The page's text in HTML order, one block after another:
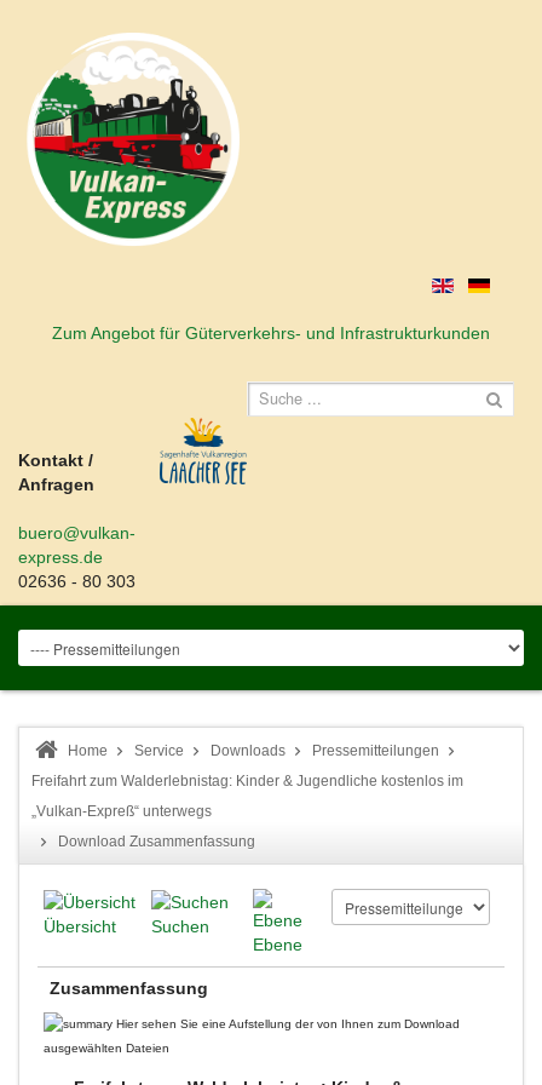
Zum Angebot für Güterverkehrs- und Infrastrukturkunden
Kontakt /
Anfragen
buero@vulkan-
express.de
02636 - 80 303
Home Service Downloads
Pressemitteilungen
Freifahrt zum Walderlebnistag: Kinder & Jugendliche kostenlos im
„Vulkan-Expreß“ unterwegs
Download Zusammenfassung
Übersicht
Suchen
Ebene
Zusammenfassung
Hier sehen Sie eine Aufstellung der von Ihnen zum Download
ausgewählten Dateien